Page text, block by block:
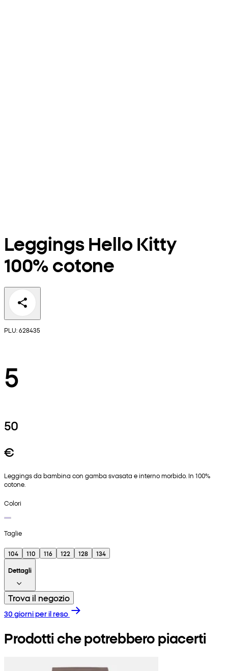
Leggings Hello Kitty
100% cotone
PLU: 628435
5
50
€
Leggings da bambina con gamba svasata e interno morbido. In 100%
cotone.
Colori
Taglie
104 110 116 122 128
134
Dettagli
Trova il negozio
30 giorni per il reso
Prodotti che potrebbero piacerti